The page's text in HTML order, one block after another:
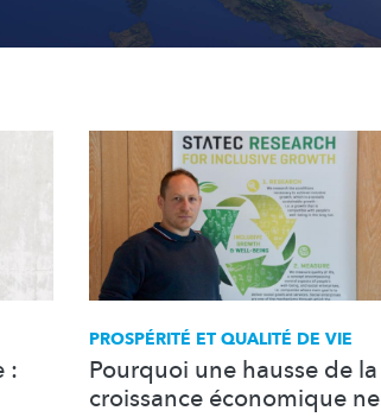
:
PROSPÉRITÉ ET QUALITÉ DE VIE
Pourquoi une hausse de la
croissance économique ne